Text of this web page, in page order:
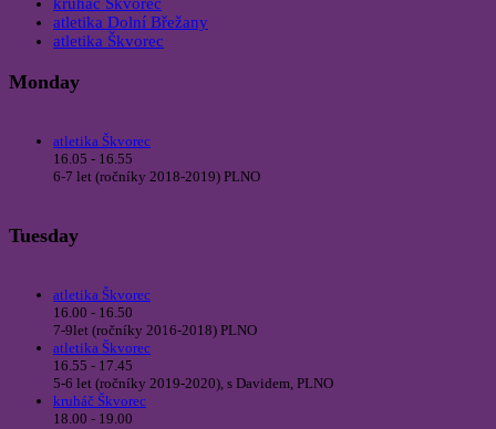
kruháč Škvorec
atletika Dolní Břežany
atletika Škvorec
Monday
atletika Škvorec
16.05 - 16.55
6-7 let (ročníky 2018-2019) PLNO
Tuesday
atletika Škvorec
16.00 - 16.50
7-9let (ročníky 2016-2018) PLNO
atletika Škvorec
16.55 - 17.45
5-6 let (ročníky 2019-2020), s Davidem, PLNO
kruháč Škvorec
18.00 - 19.00